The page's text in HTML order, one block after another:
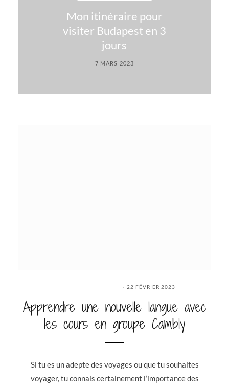
Mon itinéraire pour
visiter Budapest en 3
jours
7 MARS 2023
22 FÉVRIER 2023
Apprendre une nouvelle langue avec
les cours en groupe Cambly
Si tu es un adepte des voyages ou que tu souhaites
voyager, tu connais certainement l’importance des